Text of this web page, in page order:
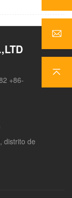
+86-
distrito de